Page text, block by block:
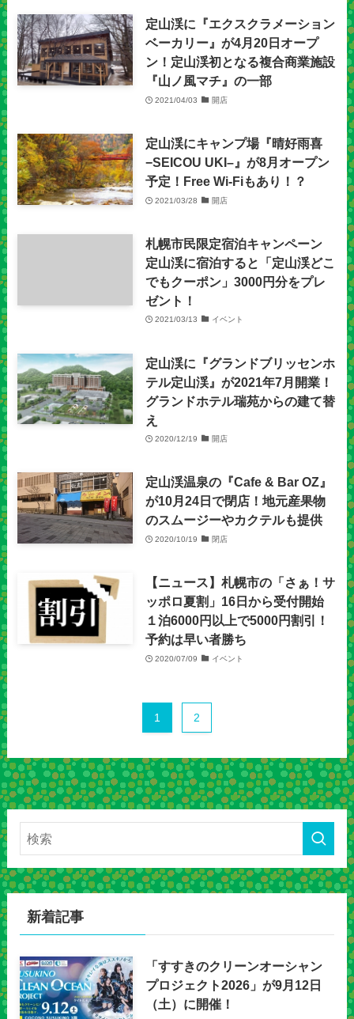
定山渓に『エクスクラメーション
ベーカリー』が4月20日オープ
ン！定山渓初となる複合商業施設
『山ノ風マチ』の一部
2021/04/03 開店
定山渓にキャンプ場『晴好雨喜
−SEICOU UKI–』が8月オープン
予定！Free Wi-Fiもあり！？
2021/03/28 開店
札幌市民限定宿泊キャンペーン
定山渓に宿泊すると「定山渓どこ
でもクーポン」3000円分をプレ
ゼント！
2021/03/13 イベント
定山渓に『グランドブリッセンホ
テル定山渓』が2021年7月開業！
グランドホテル瑞苑からの建て替
え
2020/12/19 開店
定山渓温泉の『Cafe & Bar OZ』
が10月24日で閉店！地元産果物
のスムージーやカクテルも提供
2020/10/19 閉店
【ニュース】札幌市の「さぁ！サ
ッポロ夏割」16日から受付開始
１泊6000円以上で5000円割引！
予約は早い者勝ち
2020/07/09 イベント
1 2
新着記事
「すすきのクリーンオーシャン
プロジェクト2026」が9月12日
（土）に開催！